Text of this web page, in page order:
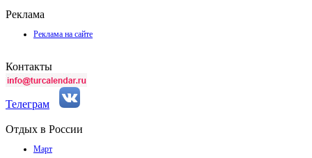
Реклама
Реклама на сайте
Контакты
Телеграм
Отдых в России
Март